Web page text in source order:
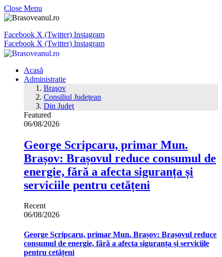
Close Menu
Facebook X (Twitter) Instagram
Facebook X (Twitter) Instagram
Acasă
Administratie
Braşov
Consiliul Judeţean
Din Judeţ
Featured
06/08/2026
George Scripcaru, primar Mun.
Brașov: Brașovul reduce consumul de
energie, fără a afecta siguranța și
serviciile pentru cetățeni
Recent
06/08/2026
George Scripcaru, primar Mun. Brașov: Brașovul reduce
consumul de energie, fără a afecta siguranța și serviciile
pentru cetățeni